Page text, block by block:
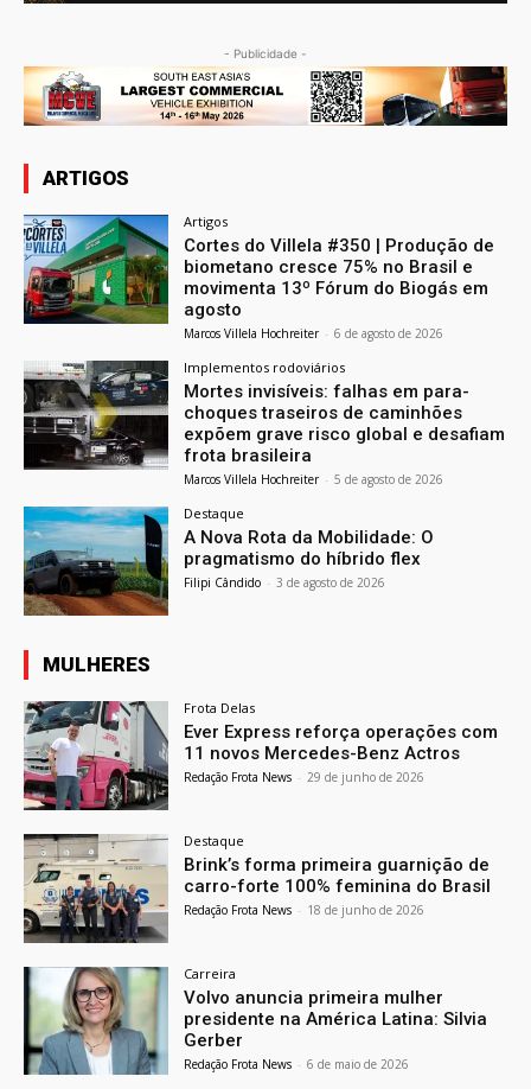
- Publicidade -
ARTIGOS
Artigos
Cortes do Villela #350 | Produção de
biometano cresce 75% no Brasil e
movimenta 13º Fórum do Biogás em
agosto
Marcos Villela Hochreiter - 6 de agosto de 2026
Implementos rodoviários
Mortes invisíveis: falhas em para-
choques traseiros de caminhões
expõem grave risco global e desafiam
frota brasileira
Marcos Villela Hochreiter - 5 de agosto de 2026
Destaque
A Nova Rota da Mobilidade: O
pragmatismo do híbrido flex
Filipi Cândido - 3 de agosto de 2026
MULHERES
Frota Delas
Ever Express reforça operações com
11 novos Mercedes-Benz Actros
Redação Frota News - 29 de junho de 2026
Destaque
Brink’s forma primeira guarnição de
carro-forte 100% feminina do Brasil
Redação Frota News - 18 de junho de 2026
Carreira
Volvo anuncia primeira mulher
presidente na América Latina: Silvia
Gerber
Redação Frota News - 6 de maio de 2026